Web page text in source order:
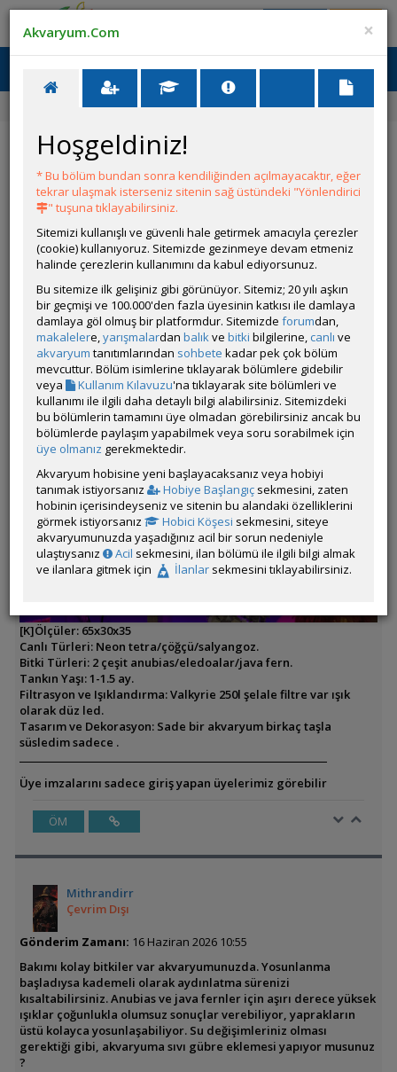
Ana Menü
Akvaryum Tanıtımı Tetra Akvaryumu Öneri
Tetra Akvaryumu Öneri
YANIT YAZ
Colla
Çevrim Dışı
Gönderim Zamanı:15 Haziran 2026 22:35
Sizce neleri değiştireyim? Haftada 1 dip çekimi+%30 su
değişimi yapıyorum, günde 6-7 saat açık bırakıyorum ışığı
akvaryumda yosun ve partiküller oluşuyor.
[K]Ölçüler: 65x30x35
Canlı Türleri: Neon tetra/çöğçü/salyangoz.
Bitki Türleri: 2 çeşit anubias/eledoalar/java fern.
Tankın Yaşı: 1-1.5 ay.
Filtrasyon ve Işıklandırma: Valkyrie 250l şelale filtre var ışık
olarak düz led.
Tasarım ve Dekorasyon: Sade bir akvaryum birkaç taşla
süsledim sadece .
Üye imzalarını sadece giriş yapan üyelerimiz görebilir
ÖM
Mithrandirr
Çevrim Dışı
Gönderim Zamanı: 16 Haziran 2026 10:55
Bakımı kolay bitkiler var akvaryumunuzda. Yosunlanma
başladıysa kademeli olarak aydınlatma sürenizi
kısaltabilirsiniz. Anubias ve java fernler için aşırı derece yüksek
ışıklar çoğunlukla olumsuz sonuçlar verebiliyor, yaprakların
üstü kolayca yosunlaşabiliyor. Su değişimleriniz olması
gerektiği gibi, akvaryuma sıvı gübre eklemesi yapıyor musunuz
?
×
Akvaryum.Com
Hoşgeldiniz!
* Bu bölüm bundan sonra kendiliğinden açılmayacaktır, eğer
tekrar ulaşmak isterseniz sitenin sağ üstündeki "Yönlendirici
" tuşuna tıklayabilirsiniz.
Sitemizi kullanışlı ve güvenli hale getirmek amacıyla çerezler
(cookie) kullanıyoruz. Sitemizde gezinmeye devam etmeniz
halinde çerezlerin kullanımını da kabul ediyorsunuz.
Bu sitemize ilk gelişiniz gibi görünüyor. Sitemiz; 20 yılı aşkın
bir geçmişi ve 100.000'den fazla üyesinin katkısı ile damlaya
damlaya göl olmuş bir platformdur. Sitemizde forumdan,
makalelere,yarışmalardan balıkve bitki bilgilerine, canlı ve
akvaryum tanıtımlarından sohbete kadar pek çok bölüm
mevcuttur. Bölüm isimlerine tıklayarak bölümlere gidebilir
veya
Kullanım Kılavuzu'na tıklayarak site bölümleri ve
kullanımı ile ilgili daha detaylı bilgi alabilirsiniz. Sitemizdeki
bu bölümlerin tamamını üye olmadan görebilirsiniz ancak bu
bölümlerde paylaşım yapabilmek veya soru sorabilmek için
üye olmanız gerekmektedir.
Akvaryum hobisine yeni başlayacaksanız veya hobiyi
tanımak istiyorsanız
Hobiye Başlangıç sekmesini, zaten
hobinin içerisindeyseniz ve sitenin bu alandaki özelliklerini
görmek istiyorsanız
Hobici Köşesi sekmesini, siteye
akvaryumunuzda yaşadığınız acil bir sorun nedeniyle
ulaştıysanız
Acil sekmesini, ilan bölümü ile ilgili bilgi almak
ve ilanlara gitmek için
İlanlar sekmesini tıklayabilirsiniz.